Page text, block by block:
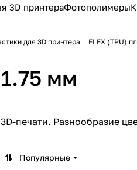
3D принтераФотополимеры
для 3D принтера FLEX (TPU)
мм
печати. Разнообразие
Популярные